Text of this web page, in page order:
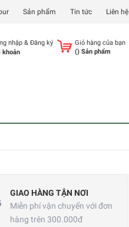
Sản phẩm Tin tức Liên hệ
nhập& Đăng ký
khoản
Giỏ hàng của bạn
() Sản phẩm
GIAO HÀNG TẬN NƠI
Miễn phí vận chuyển với đơn
hàng trên 300.000đ